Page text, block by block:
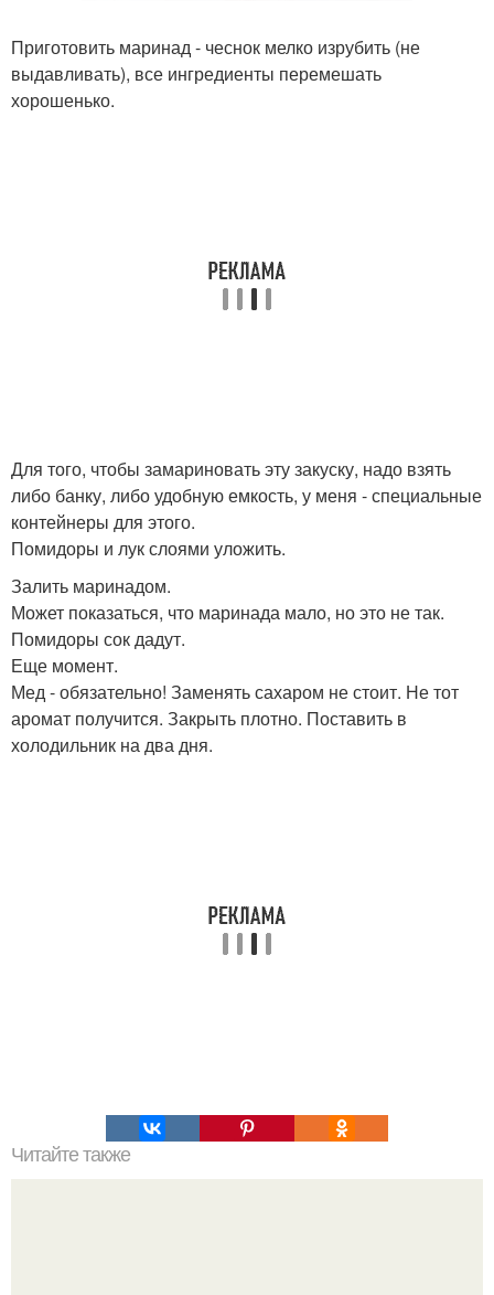
Приготовить маринад - чеснок мелко изрубить (не
выдавливать), все ингредиенты перемешать
хорошенько.
Для того, чтобы замариновать эту закуску, надо взять
либо банку, либо удобную емкость, у меня - специальные
контейнеры для этого.
Помидоры и лук слоями уложить.
Залить маринадом.
Может показаться, что маринада мало, но это не так.
Помидоры сок дадут.
Еще момент.
Мед - обязательно! Заменять сахаром не стоит. Не тот
аромат получится. Закрыть плотно. Поставить в
холодильник на два дня.
Читайте также